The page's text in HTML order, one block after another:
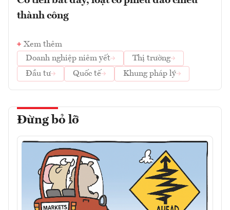
thành công
Xem thêm
Doanh nghiệp niêm yết
Thị trường
Đầu tư
Quốc tế Khung pháp lý
Đừng bỏ lỡ